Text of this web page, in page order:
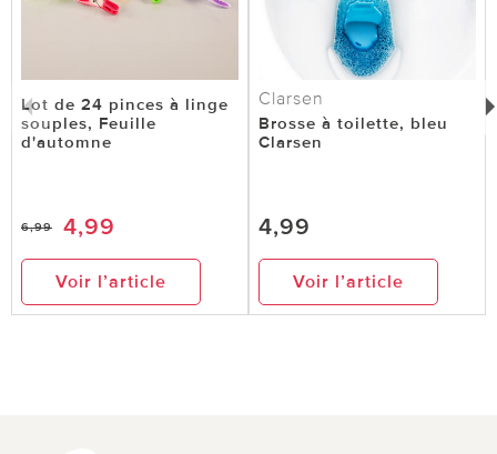
Lot de 24 pinces à linge
souples, Feuille
d'automne
6,99 4,99
Voir l’article
Clarsen
Brosse à toilette, bleu
Clarsen
4,99
Voir l’article